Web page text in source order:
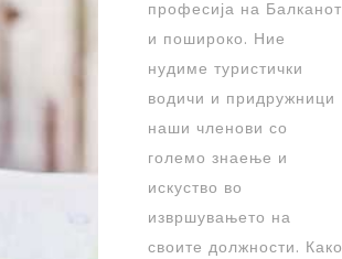
професија на Балканот
и пошироко. Ние
нудиме туристички
водичи и придружници
наши членови со
големо знаење и
искуство во
извршувањето на
своите должности. Како